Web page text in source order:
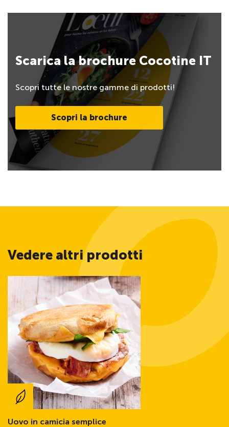
Scarica la brochure Cocotine IT
Scopri tutte le nostre gamme di prodotti!
Scopri la brochure
Vedere altri prodotti
Uovo in camicia semplice